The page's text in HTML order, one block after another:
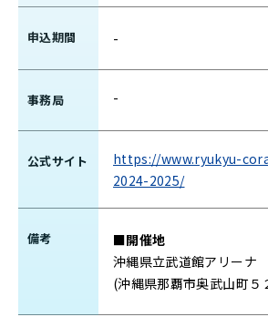
申込期間 -
事務局 -
公式サイト
https://www.ryukyu-
2024-2025/
備考
■開催地
沖縄県立武道館アリーナ
(沖縄県那覇市奥武山町５